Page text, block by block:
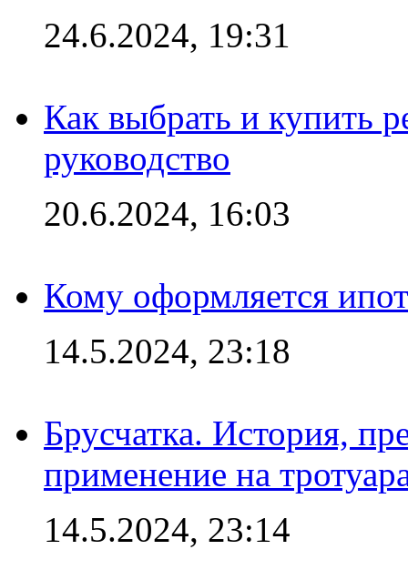
24.6.2024, 19:31
Как выбрать и купить
руководство
20.6.2024, 16:03
Кому оформляется
14.5.2024, 23:18
Брусчатка. История,
применение на
14.5.2024, 23:14